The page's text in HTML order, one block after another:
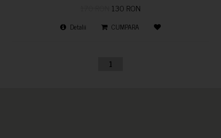
130 RON
Detalii CUMPARA
1